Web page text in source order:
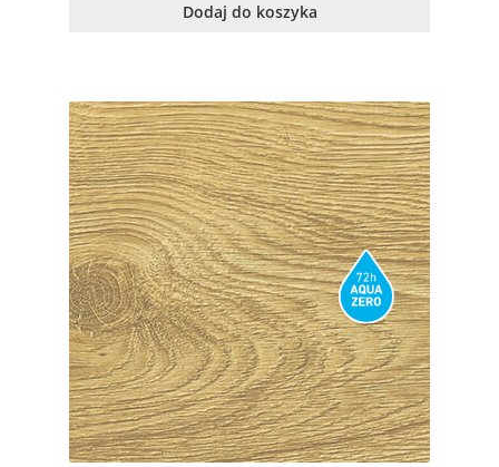
Dodaj do koszyka